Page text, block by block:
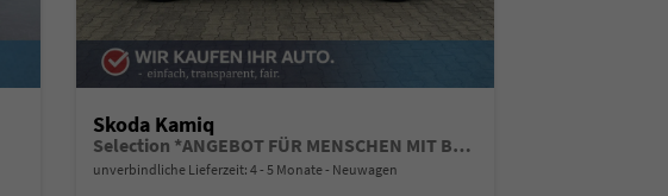
Skoda Kamiq
Selection *ANGEBOT FÜR MENSCHEN MIT BEHINDERUNG AB 50%! 1.0 TSI 115PS, Klimaanlage, Sitzheizung, Parksensoren hinten, LED-Scheinwerfer, Tempomat, Infotainment 8", Virtual Cockpit Nebelscheinwerfer, Dachreling
unverbindliche Lieferzeit: 4 - 5 Monate Neuwagen